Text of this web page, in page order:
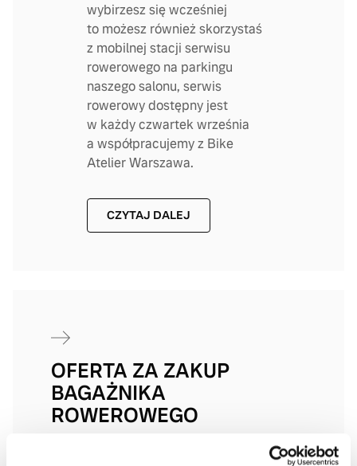
wybirzesz się wcześniej
to możesz również skorzystaś
z mobilnej stacji serwisu
rowerowego na parkingu
naszego salonu, serwis
rowerowy dostępny jest
w każdy czwartek września
a współpracujemy z Bike
Atelier Warszawa.
CZYTAJ DALEJ
OFERTA ZA ZAKUP
BAGAŻNIKA
ROWEROWEGO
Jako gospodarz spotkania i partner RAP